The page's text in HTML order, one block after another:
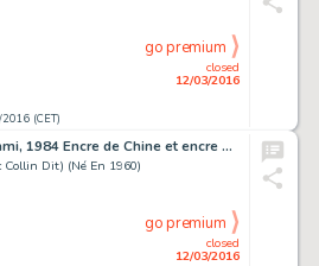
(CET)
closed
12/03/2016
go premium
Marsupilami, 1984 Encre de Chine et encre de couleur sur papier pour une illustration réali...
Collin Dit) (Né En 1960)
closed
12/03/2016
go premium